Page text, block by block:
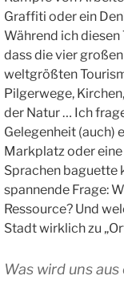
Graffiti oder ein
Während ich
dass die vier
weltgrößten
Pilgerwege,
der Natur … Ich
Gelegenheit (auch)
Markplatz oder
Sprachen baguette
spannende Frage:
Ressource? Und
Stadt wirklich zu
Was wird uns